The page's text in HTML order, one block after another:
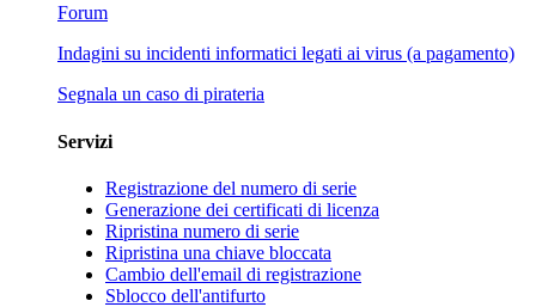
Forum
Indagini su incidenti informatici legati ai virus (a pagamento)
Segnala un caso di pirateria
Servizi
Registrazione del numero di serie
Generazione dei certificati di licenza
Ripristina numero di serie
Ripristina una chiave bloccata
Cambio dell'email di registrazione
Sblocco dell'antifurto